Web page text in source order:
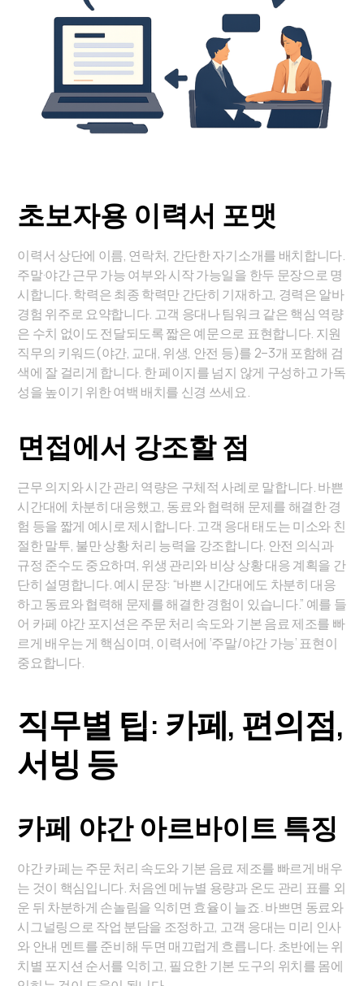
초보자용 이력서 포맷
이력서 상단에 이름, 연락처, 간단한 자기소개를 배치합니다.
주말·야간 근무 가능 여부와 시작 가능일을 한두 문장으로 명
시합니다. 학력은 최종 학력만 간단히 기재하고, 경력은 알바
경험 위주로 요약합니다. 고객 응대나 팀워크 같은 핵심 역량
은 수치 없이도 전달되도록 짧은 예문으로 표현합니다. 지원
직무의 키워드(야간, 교대, 위생, 안전 등)를 2–3개 포함해 검
색에 잘 걸리게 합니다. 한 페이지를 넘지 않게 구성하고 가독
성을 높이기 위한 여백 배치를 신경 쓰세요.
면접에서 강조할 점
근무 의지와 시간 관리 역량은 구체적 사례로 말합니다. 바쁜
시간대에 차분히 대응했고, 동료와 협력해 문제를 해결한 경
험 등을 짧게 예시로 제시합니다. 고객 응대 태도는 미소와 친
절한 말투, 불만 상황 처리 능력을 강조합니다. 안전 의식과
규정 준수도 중요하며, 위생 관리와 비상 상황 대응 계획을 간
단히 설명합니다. 예시 문장: “바쁜 시간대에도 차분히 대응
하고 동료와 협력해 문제를 해결한 경험이 있습니다.” 예를 들
어 카페 야간 포지션은 주문 처리 속도와 기본 음료 제조를 빠
르게 배우는 게 핵심이며, 이력서에 ‘주말/야간 가능’ 표현이
중요합니다.
직무별 팁: 카페, 편의점,
서빙 등
카페 야간 아르바이트 특징
야간 카페는 주문 처리 속도와 기본 음료 제조를 빠르게 배우
는 것이 핵심입니다. 처음엔 메뉴별 용량과 온도 관리 표를 외
운 뒤 차분하게 손놀림을 익히면 효율이 늘죠. 바쁘면 동료와
시그널링으로 작업 분담을 조정하고, 고객 응대는 미리 인사
와 안내 멘트를 준비해 두면 매끄럽게 흐릅니다. 초반에는 위
치별 포지션 순서를 익히고, 필요한 기본 도구의 위치를 몸에